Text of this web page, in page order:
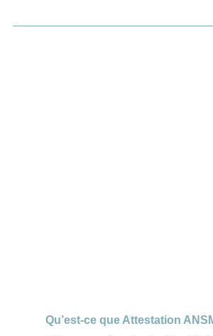
Qu’est-ce que Attestation